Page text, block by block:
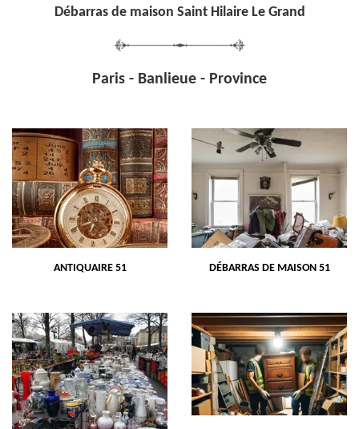
Débarras de maison Saint Hilaire Le Grand
Paris - Banlieue - Province
ANTIQUAIRE 51 DÉBARRAS DE MAISON 51